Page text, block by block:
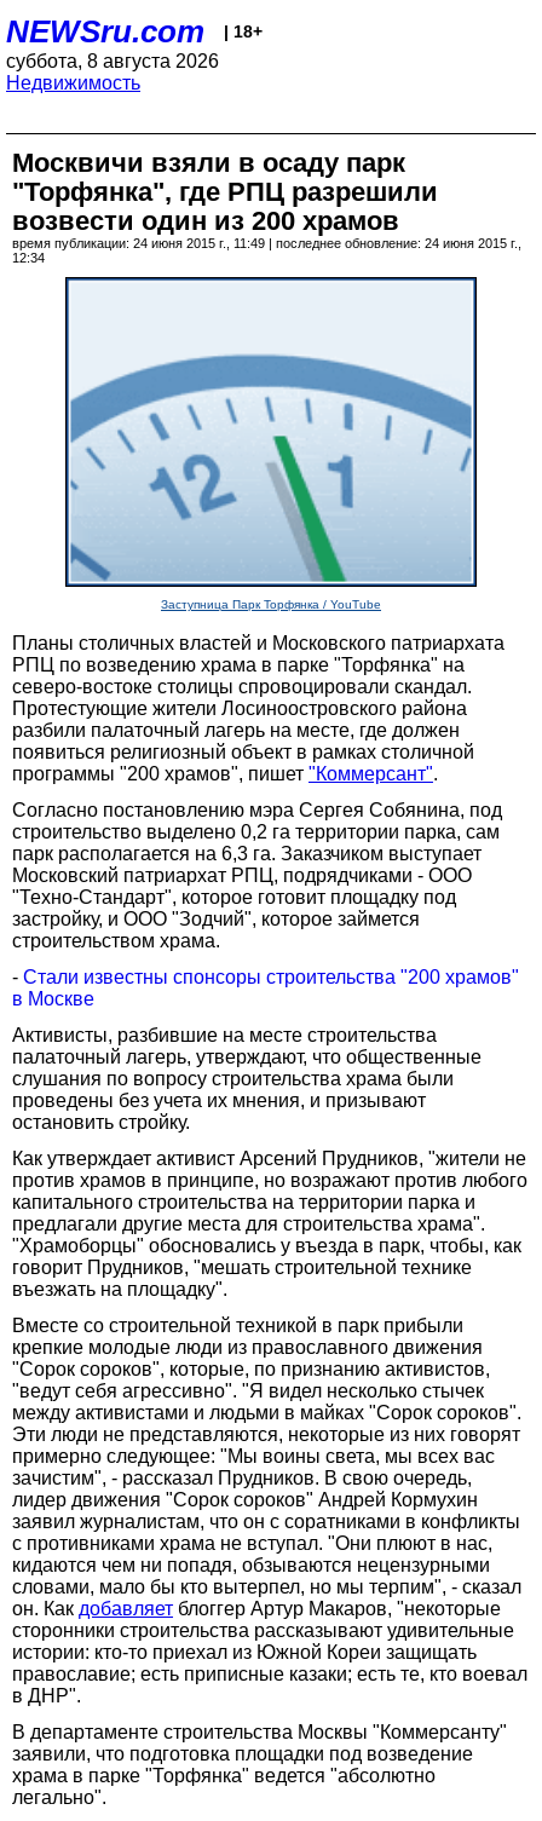
NEWSru.com | 18+
суббота, 8 августа 2026
Недвижимость
Москвичи взяли в осаду парк
"Торфянка", где РПЦ разрешили
возвести один из 200 храмов
время публикации: 24 июня 2015 г., 11:49 | последнее обновление: 24 июня 2015 г.,
12:34
Заступница Парк Торфянка / YouTube
Планы столичных властей и Московского патриархата
РПЦ по возведению храма в парке "Торфянка" на
северо-востоке столицы спровоцировали скандал.
Протестующие жители Лосиноостровского района
разбили палаточный лагерь на месте, где должен
появиться религиозный объект в рамках столичной
программы "200 храмов", пишет "Коммерсант".
Согласно постановлению мэра Сергея Собянина, под
строительство выделено 0,2 га территории парка, сам
парк располагается на 6,3 га. Заказчиком выступает
Московский патриархат РПЦ, подрядчиками - ООО
"Техно-Стандарт", которое готовит площадку под
застройку, и ООО "Зодчий", которое займется
строительством храма.
- Стали известны спонсоры строительства "200 храмов"
в Москве
Активисты, разбившие на месте строительства
палаточный лагерь, утверждают, что общественные
слушания по вопросу строительства храма были
проведены без учета их мнения, и призывают
остановить стройку.
Как утверждает активист Арсений Прудников, "жители не
против храмов в принципе, но возражают против любого
капитального строительства на территории парка и
предлагали другие места для строительства храма".
"Храмоборцы" обосновались у въезда в парк, чтобы, как
говорит Прудников, "мешать строительной технике
въезжать на площадку".
Вместе со строительной техникой в парк прибыли
крепкие молодые люди из православного движения
"Сорок сороков", которые, по признанию активистов,
"ведут себя агрессивно". "Я видел несколько стычек
между активистами и людьми в майках "Сорок сороков".
Эти люди не представляются, некоторые из них говорят
примерно следующее: "Мы воины света, мы всех вас
зачистим", - рассказал Прудников. В свою очередь,
лидер движения "Сорок сороков" Андрей Кормухин
заявил журналистам, что он с соратниками в конфликты
с противниками храма не вступал. "Они плюют в нас,
кидаются чем ни попадя, обзываются нецензурными
словами, мало бы кто вытерпел, но мы терпим", - сказал
он. Как добавляет блоггер Артур Макаров, "некоторые
сторонники строительства рассказывают удивительные
истории: кто-то приехал из Южной Кореи защищать
православие; есть приписные казаки; есть те, кто воевал
в ДНР".
В департаменте строительства Москвы "Коммерсанту"
заявили, что подготовка площадки под возведение
храма в парке "Торфянка" ведется "абсолютно
легально".